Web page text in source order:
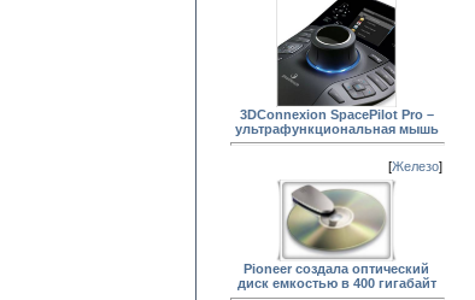
3DConnexion SpacePilot Pro –
ультрафункциональная мышь
[Железо]
Pioneer создала оптический
диск емкостью в 400 гигабайт